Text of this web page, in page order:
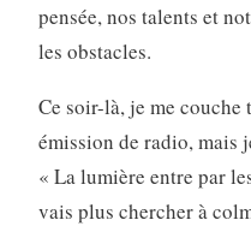
pensée, nos talents et
les obstacles.
Ce soir-là, je me couche
émission de radio, mais
« La lumière entre par
vais plus chercher à